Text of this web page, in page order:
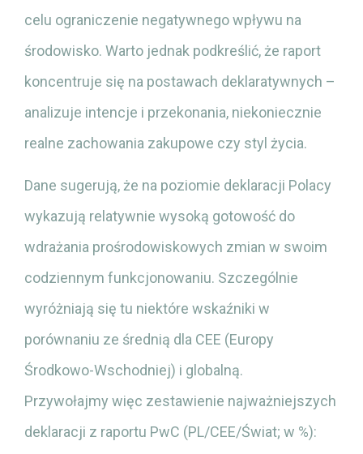
celu ograniczenie negatywnego wpływu na
środowisko. Warto jednak podkreślić, że raport
koncentruje się na postawach deklaratywnych –
analizuje intencje i przekonania, niekoniecznie
realne zachowania zakupowe czy styl życia.
Dane sugerują, że na poziomie deklaracji Polacy
wykazują relatywnie wysoką gotowość do
wdrażania prośrodowiskowych zmian w swoim
codziennym funkcjonowaniu. Szczególnie
wyróżniają się tu niektóre wskaźniki w
porównaniu ze średnią dla CEE (Europy
Środkowo-Wschodniej) i globalną.
Przywołajmy więc zestawienie najważniejszych
deklaracji z raportu PwC (PL/CEE/Świat; w %):